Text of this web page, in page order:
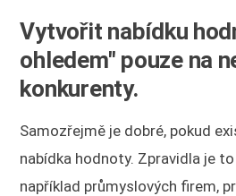
Vytvořit nabídku
ohledem" pouze na
konkurenty.
Samozřejmě je dobré, pokud
nabídka hodnoty. Zpravidla je
například průmyslových firem,